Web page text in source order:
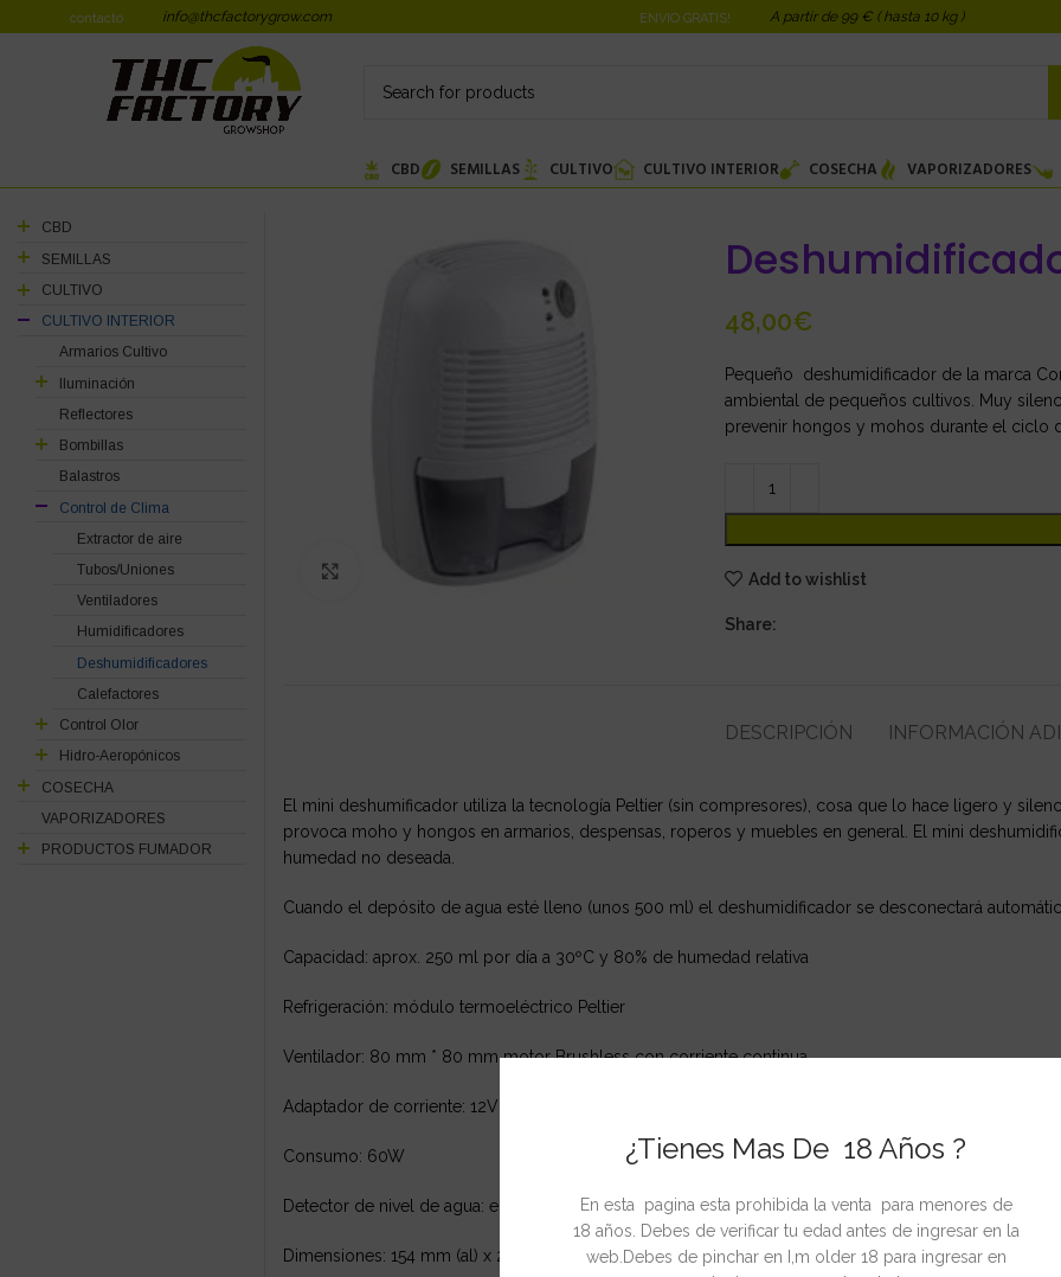
¿Tienes Mas De 18 Años ?
En esta pagina esta prohibida la venta para menores de
18 años. Debes de verificar tu edad antes de ingresar en la
web.Debes de pinchar en I,m older 18 para ingresar en
contacto info@thcfactorygrow.com ENVIO GRATIS! A partir de 99 € ( hasta 10 kg )
CBD SEMILLAS CULTIVO CULTIVO INTERIOR COSECHA VAPORIZADORES
Click to enlarge
€
Pequeño deshumidificador de la marca
ambiental de pequeños cultivos. Muy
prevenir hongos y mohos durante el ciclo
Add to wishlist
Share:
DESCRIPCIÓN INFORMACIÓN
El mini deshumificador utiliza la tecnología Peltier (sin compresores), cosa que lo hace ligero y
provoca moho y hongos en armarios, despensas, roperos y muebles en general. El mini
humedad no deseada.
Cuando el depósito de agua esté lleno (unos 500 ml) el deshumidificador se desconectará
Capacidad: aprox. 250 ml por día a 30ºC y 80% de humedad relativa
Refrigeración: módulo termoeléctrico Peltier
Ventilador: 80 mm * 80 mm motor Brushless con corriente continua
Adaptador de corriente: 12V DC 5A
Consumo: 60W
Detector de nivel de agua: el LED amarillo cambia automáticamente a LED rojo cuando el depósito
Dimensiones: 154 mm (al) x 218 mm (an) x 130 mm (p)
CBD
SEMILLAS
CULTIVO
CULTIVO INTERIOR
Armarios Cultivo
Iluminación
Reflectores
Bombillas
Balastros
Control de Clima
Extractor de aire
Tubos/Uniones
Ventiladores
Humidificadores
Deshumidificadores
Calefactores
Control Olor
Hidro-Aeropónicos
COSECHA
VAPORIZADORES
PRODUCTOS FUMADOR